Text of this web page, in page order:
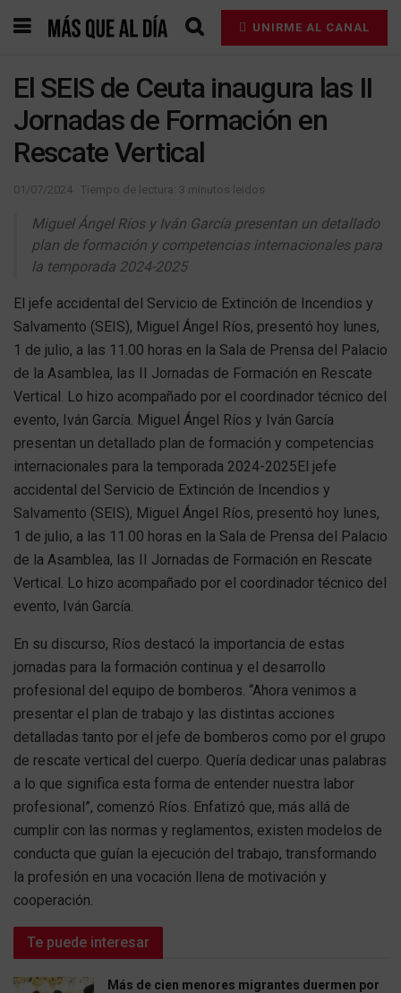
UNIRME AL CANAL
El SEIS de Ceuta inaugura las II
Jornadas de Formación en
Rescate Vertical
01/07/2024 Tiempo de lectura: 3 minutos leidos
Miguel Ángel Ríos y Iván García presentan un detallado
plan de formación y competencias internacionales para
la temporada 2024-2025
El jefe accidental del Servicio de Extinción de Incendios y
Salvamento (SEIS), Miguel Ángel Ríos, presentó hoy lunes,
1 de julio, a las 11.00 horas en la Sala de Prensa del Palacio
de la Asamblea, las II Jornadas de Formación en Rescate
Vertical. Lo hizo acompañado por el coordinador técnico del
evento, Iván García. Miguel Ángel Ríos y Iván García
presentan un detallado plan de formación y competencias
internacionales para la temporada 2024-2025El jefe
accidental del Servicio de Extinción de Incendios y
Salvamento (SEIS), Miguel Ángel Ríos, presentó hoy lunes,
1 de julio, a las 11.00 horas en la Sala de Prensa del Palacio
de la Asamblea, las II Jornadas de Formación en Rescate
Vertical. Lo hizo acompañado por el coordinador técnico del
evento, Iván García.
En su discurso, Ríos destacó la importancia de estas
jornadas para la formación continua y el desarrollo
profesional del equipo de bomberos. “Ahora venimos a
presentar el plan de trabajo y las distintas acciones
detalladas tanto por el jefe de bomberos como por el grupo
de rescate vertical del cuerpo. Quería dedicar unas palabras
a lo que significa esta forma de entender nuestra labor
profesional”, comenzó Ríos. Enfatizó que, más allá de
cumplir con las normas y reglamentos, existen modelos de
conducta que guían la ejecución del trabajo, transformando
la profesión en una vocación llena de motivación y
cooperación.
Te puede interesar
Más de cien menores migrantes duermen por